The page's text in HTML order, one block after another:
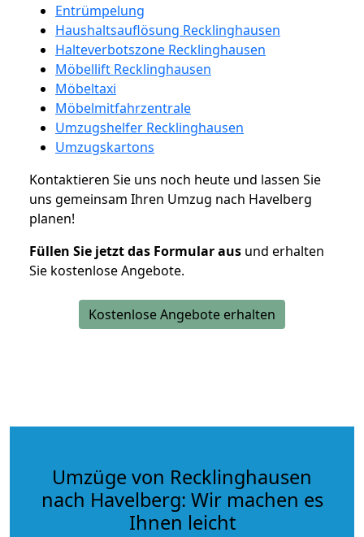
Entrümpelung
Haushaltsauflösung Recklinghausen
Halteverbotszone Recklinghausen
Möbellift Recklinghausen
Möbeltaxi
Möbelmitfahrzentrale
Umzugshelfer Recklinghausen
Umzugskartons
Kontaktieren Sie uns noch heute und lassen Sie
uns gemeinsam Ihren Umzug nach Havelberg
planen!
Füllen Sie jetzt das Formular aus und erhalten
Sie kostenlose Angebote.
Kostenlose Angebote erhalten
Umzüge von Recklinghausen
nach Havelberg: Wir machen es
Ihnen leicht